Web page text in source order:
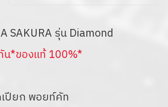
SAKURA รุ่น Diamond
น*ของแท้ 100%*
ปียก พอยท์คัท